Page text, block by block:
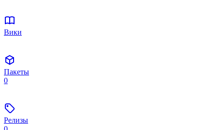
Вики
Пакеты
0
Релизы